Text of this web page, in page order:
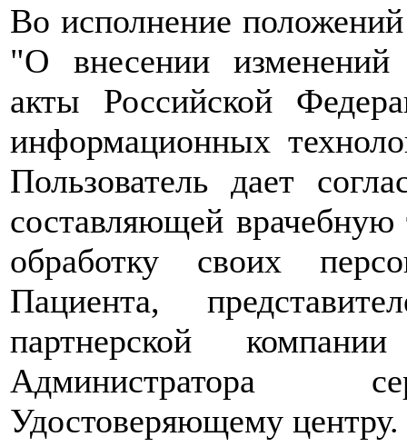
Во исполнение
"О внесении изменений
акты Российской
информационных
Пользователь дает
составляющей врачебную
обработку своих
Пациента,
партнерской
Администратора
Удостоверяющему центру.